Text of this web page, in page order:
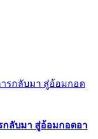
กลับมา สู่อ้อมกอดอา